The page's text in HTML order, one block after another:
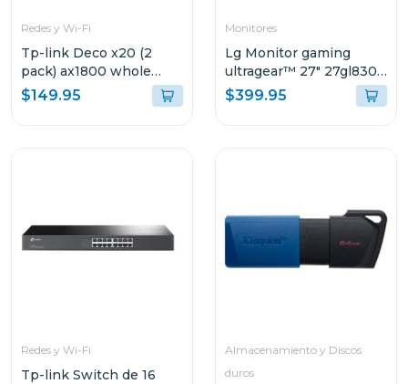
Redes y Wi-Fi
Tp-link Deco x20 (2
pack) ax1800 whole
home mesh
$149.95
Monitores
Lg Monitor gaming
ultragear™ 27" 27gl830-
b qhd 144hz 3 años de
garantía
$399.95
Redes y Wi-Fi
Tp-link Switch de 16
Almacenamiento y Discos
duros